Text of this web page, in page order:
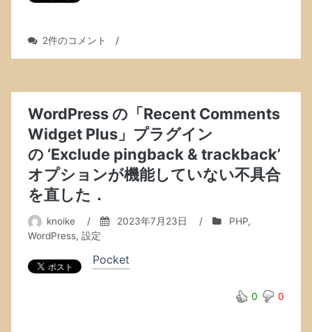
「esp_core_dump_flash:
partition
found!」
と
い
う
ラ
ー
起
動
に
表
2件のコメント /
WordPress の「Recent Comments
Widget Plus」プラグイン
の ‘Exclude pingback & trackback’
オプションが機能していない不具合
を直した．
knoike / 2023年7月23日 / PHP,
WordPress, 設定
Pocket
0 0